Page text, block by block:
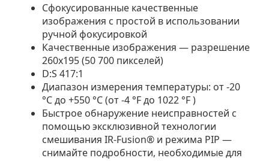
Сфокусированные качественные
изображения с простой в использовании
ручной фокусировкой
Качественные изображения — разрешение
260x195 (50 700 пикселей)
D:S 417:1
Диапазон измерения температуры: от -20
°C до +550 °C (от -4 °F до 1022 °F )
Быстрое обнаружение неисправностей с
помощью эксклюзивной технологии
смешивания IR-Fusion® и режима PIP —
снимайте подробности, необходимые для